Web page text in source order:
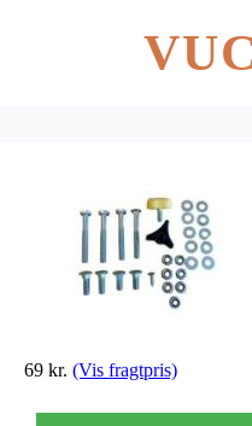
69 kr. (Vis fragtpris)